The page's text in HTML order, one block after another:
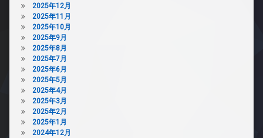
2025年12月
2025年11月
2025年10月
2025年9月
2025年8月
2025年7月
2025年6月
2025年5月
2025年4月
2025年3月
2025年2月
2025年1月
2024年12月